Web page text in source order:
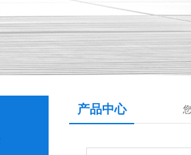
产品中心